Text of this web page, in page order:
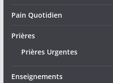
Pain Quotidien
Prières
Prières Urgentes
Enseignements